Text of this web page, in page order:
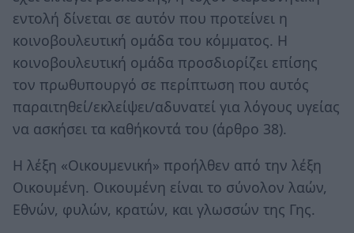
εντολή δίνεται σε αυτόν που προτείνει η
κοινοβουλευτική ομάδα του κόμματος. Η
κοινοβουλευτική ομάδα προσδιορίζει επίσης
τον πρωθυπουργό σε περίπτωση που αυτός
παραιτηθεί/εκλείψει/αδυνατεί για λόγους υγείας
να ασκήσει τα καθήκοντά του (άρθρο 38).
Η λέξη «Οικουμενική» προήλθεν από την λέξη
Οικουμένη. Οικουμένη είναι το σύνολον λαών,
Εθνών, φυλών, κρατών, και γλωσσών της Γης.